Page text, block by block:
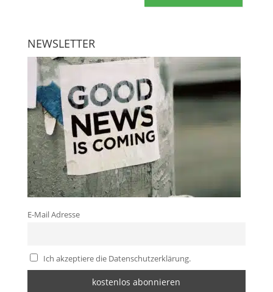
NEWSLETTER
E-Mail Adresse
Ich akzeptiere die Datenschutzerklärung.